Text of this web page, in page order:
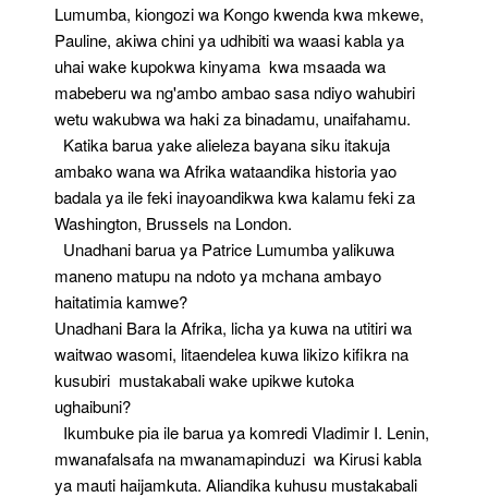
Lumumba, kiongozi wa Kongo kwenda kwa mkewe,
Pauline, akiwa chini ya udhibiti wa waasi kabla ya
uhai wake kupokwa kinyama kwa msaada wa
mabeberu wa ng'ambo ambao sasa ndiyo wahubiri
wetu wakubwa wa haki za binadamu, unaifahamu.
Katika barua yake alieleza bayana siku itakuja
ambako wana wa Afrika wataandika historia yao
badala ya ile feki inayoandikwa kwa kalamu feki za
Washington, Brussels na London.
Unadhani barua ya Patrice Lumumba yalikuwa
maneno matupu na ndoto ya mchana ambayo
haitatimia kamwe?
Unadhani Bara la Afrika, licha ya kuwa na utitiri wa
waitwao wasomi, litaendelea kuwa likizo kifikra na
kusubiri mustakabali wake upikwe kutoka
ughaibuni?
Ikumbuke pia ile barua ya komredi Vladimir I. Lenin,
mwanafalsafa na mwanamapinduzi wa Kirusi kabla
ya mauti haijamkuta. Aliandika kuhusu mustakabali